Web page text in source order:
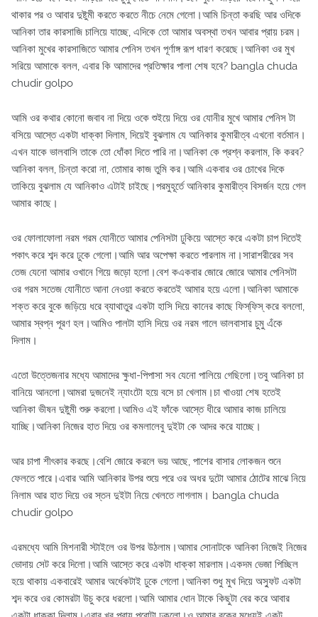
থাকার পর ও আবার দুষ্টুমী করতে করতে নীচে নেমে গেলো।আমি চিন্তা করছি আর ওদিকে
আনিকা তার কারসাজি চালিয়ে যাচ্ছে, এদিকে তো আমার অবস্থা তখন আবার প্রায় চরম।
আনিকা মুখের কারসাজিতে আমার পেনিস তখন পূর্ণাঙ্গ রূপ ধারণ করেছে।আনিকা ওর মুখ
সরিয়ে আমাকে বলল, এবার কি আমাদের প্রতিক্ষার পালা শেষ হবে? bangla chuda
chudir golpo
আমি ওর কথার কোনো জবাব না দিয়ে ওকে শুইয়ে দিয়ে ওর যোনীর মুখে আমার পেনিস টা
বসিয়ে আস্তে একটা ধাক্কা দিলাম, দিয়েই বুঝলাম যে আনিকার কুমারীত্ব এখনো বর্তমান।
এখন যাকে ভালবাসি তাকে তো ধোঁকা দিতে পারি না।আনিকা কে প্রশ্ন করলাম, কি করব?
আনিকা বলল, চিন্তা করো না, তোমার কাজ তুমি কর।আমি একবার ওর চোখের দিকে
তাকিয়ে বুঝলাম যে আনিকাও এটাই চাইছে।পরমুহূর্তে আনিকার কুমারীত্ব বিসর্জন হয়ে গেল
আমার কাছে।
ওর ফোলাফোলা নরম গরম যোনীতে আমার পেনিসটা ঢুকিয়ে আস্তে করে একটা চাপ দিতেই
পকাৎ করে শব্দ করে ঢুকে গেলো।আমি আর অপেক্ষা করতে পারলাম না।সারাশরীরের সব
তেজ যেনো আমার ওখানে গিয়ে জড়ো হলো।বেশ কএকবার জোরে জোরে আমার পেনিসটা
ওর গরম সতেজ যোনীতে আনা নেওয়া করতে করতেই আমার হয়ে এলো।আনিকা আমাকে
শক্ত করে বুকে জড়িয়ে ধরে ব্যাথাতুর একটা হাসি দিয়ে কানের কাছে ফিস্‌ফিস্‌ করে বললো,
আমার স্বপ্ন পূরণ হল।আমিও পালটা হাসি দিয়ে ওর নরম গালে ভালবাসার চুমু এঁকে
দিলাম।
এতো উত্তেজনার মধ্যে আমাদের ক্ষুধা-পিপাসা সব যেনো পালিয়ে গেছিলো।তবু আনিকা চা
বানিয়ে আনলো।আমরা দুজনেই ন্যাংটো হয়ে বসে চা খেলাম।চা খাওয়া শেষ হতেই
আনিকা ভীষন দুষ্টুমী শুরু করলো।আমিও এই ফাঁকে আস্তে ধীরে আমার কাজ চালিয়ে
যাচ্ছি।আনিকা নিজের হাত দিয়ে ওর কমলালেবু দুইটা কে আদর করে যাচ্ছে।
আর চাপা শীৎকার করছে।বেশি জোরে করলে ভয় আছে, পাশের বাসার লোকজন শুনে
ফেলতে পারে।এবার আমি আনিকার উপর শুয়ে পরে ওর অধর দুটো আমার ঠোটের মাঝে নিয়ে
নিলাম আর হাত দিয়ে ওর স্তন দুইটা নিয়ে খেলতে লাগলাম। bangla chuda
chudir golpo
এরমধ্যে আমি মিশনারী স্টাইলে ওর উপর উঠলাম।আমার সোনাটকে আনিকা নিজেই নিজের
ভোদায় সেট করে দিলো।আমি আস্তে করে একটা ধাক্কা মারলাম।একদম ভেজা পিচ্ছিল
হয়ে থাকায় একবারেই আমার অর্ধেকটাই ঢুকে গেলো।আনিকা শুধু মুখ দিয়ে অস্ফুট একটা
শব্দ করে ওর কোমরটা উচু করে ধরলো।আমি আমার ধোন টাকে কিছুটা বের করে আবার